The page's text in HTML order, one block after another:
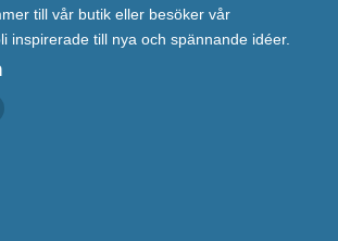
till vår butik eller besöker vår
inspirerade till nya och spännande idéer.